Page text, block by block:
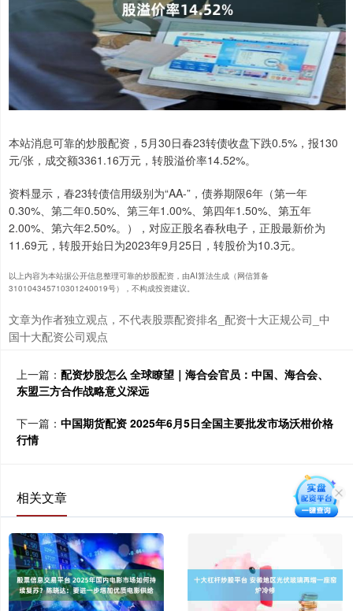
本站消息可靠的炒股配资，5月30日春23转债收盘下跌0.5%，报130
元/张，成交额3361.16万元，转股溢价率14.52%。
资料显示，春23转债信用级别为“AA-”，债券期限6年（第一年
0.30%、第二年0.50%、第三年1.00%、第四年1.50%、第五年
2.00%、第六年2.50%。），对应正股名春秋电子，正股最新价为
11.69元，转股开始日为2023年9月25日，转股价为10.3元。
以上内容为本站据公开信息整理可靠的炒股配资，由AI算法生成（网信算备
310104345710301240019号），不构成投资建议。
文章为作者独立观点，不代表股票配资排名_配资十大正规公司_中
国十大配资公司观点
上一篇： 配资炒股怎么 全球瞭望｜海合会官员：中国、海合会、
东盟三方合作战略意义深远
下一篇： 中国期货配资 2025年6月5日全国主要批发市场沃柑价格
行情
相关文章